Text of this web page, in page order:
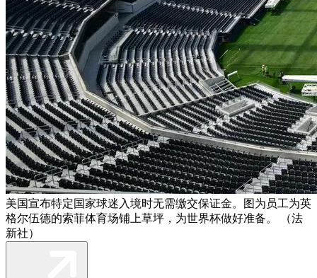
美国宣布特定国家球迷入境时无需缴交保证金。图为员工为英
格尔伍德的索菲体育场铺上草坪，为世界杯做好准备。 （法
新社）